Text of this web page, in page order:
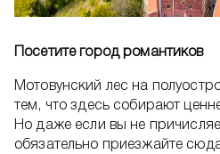
Посетите город романтиков
Мотовунский лес на
тем, что здесь собирают
Но даже если вы не
обязательно приезжайте